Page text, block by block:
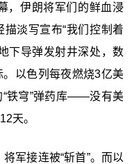
，伊朗将军们的鲜血浸
淡写宣布“我们控制着
下导弹发射井深处，数
以色列每夜燃烧3亿美
“铁穹”弹药库——没有美
天。
军接连被“斩首”。而以